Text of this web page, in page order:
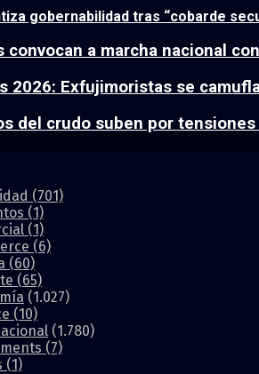
gobernabilidad tras “cobarde
convocan a marcha nacional
2026: Exfujimoristas se
del crudo suben por tensiones
(701)
(1)
(1)
(6)
(60)
(65)
(1.027)
(10)
(1.780)
(7)
(1)